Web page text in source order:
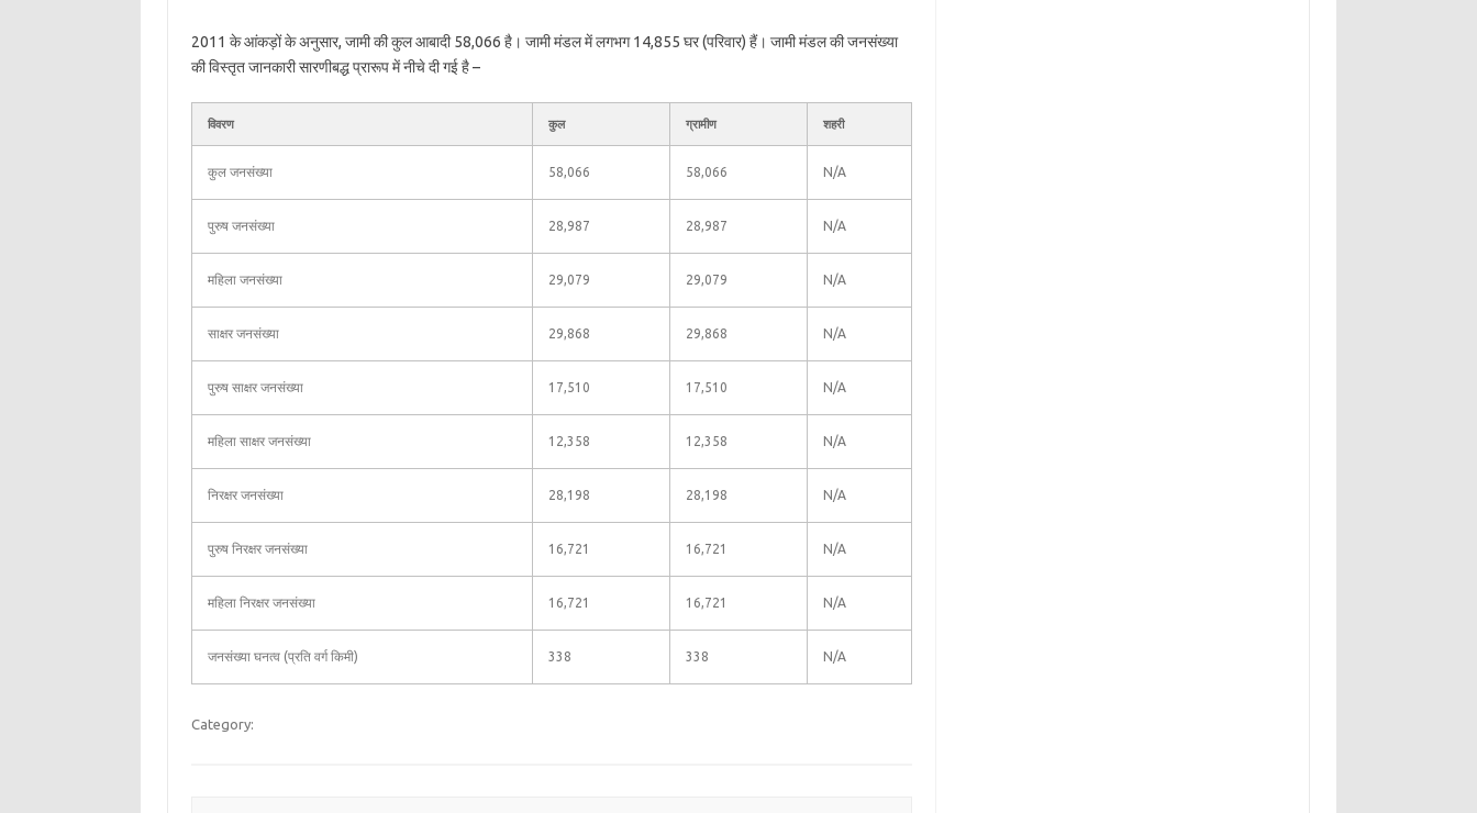
2011 के आंकड़ों के अनुसार, जामी की कुल आबादी 58,066 है। जामी मंडल में लगभग 14,855 घर (परिवार) हैं। जामी मंडल की जनसंख्या
की विस्तृत जानकारी सारणीबद्ध प्रारूप में नीचे दी गई है –
विवरण कुल ग्रामीण शहरी
कुल जनसंख्या 58,066 58,066 N/A
पुरुष जनसंख्या 28,987 28,987 N/A
महिला जनसंख्या 29,079 29,079 N/A
साक्षर जनसंख्या 29,868 29,868 N/A
पुरुष साक्षर जनसंख्या 17,510 17,510 N/A
महिला साक्षर जनसंख्या 12,358 12,358 N/A
निरक्षर जनसंख्या 28,198 28,198 N/A
पुरुष निरक्षर जनसंख्या 16,721 16,721 N/A
महिला निरक्षर जनसंख्या 16,721 16,721 N/A
जनसंख्या घनत्व (प्रति वर्ग किमी) 338 338 N/A
Category: